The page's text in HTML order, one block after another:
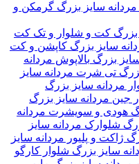
گرمکن و
کت و شلوار و تک کت
کاپشن و کت
بالاپوش مردانه
تی شرت مردانه سایز
مردانه سایز بزرگ
جین مردانه سایز بزرگ
هودی و سویشرت مردانه
شلوارک مردانه سایز
ژاکت و پلیور مردانه سایز
شلوار کارگو